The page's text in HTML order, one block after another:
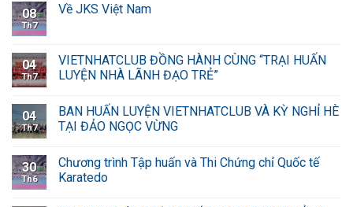
08
Th7
Về JKS Việt Nam
04
Th7
VIETNHATCLUB ĐỒNG HÀNH CÙNG “TRẠI HUẤN
LUYỆN NHÀ LÃNH ĐẠO TRẺ”
04
Th7
BAN HUẤN LUYỆN VIETNHATCLUB VÀ KỲ NGHỈ HÈ
TẠI ĐẢO NGỌC VỪNG
30
Th6
Chương trình Tập huấn và Thi Chứng chỉ Quốc tế
Karatedo